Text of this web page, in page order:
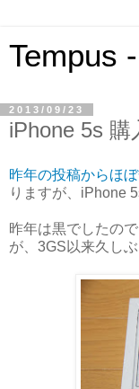
Tempus
2013/09/23
iPhone 5s 購
昨年の投稿からほ
りますが、iPhone
昨年は黒でしたの
が、3GS以来久し